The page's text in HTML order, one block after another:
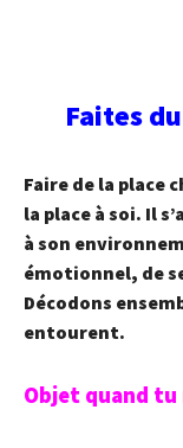
Faites
Faire de la place
la place à soi. Il
à son
émotionnel, de
Décodons
entourent.
Objet quand